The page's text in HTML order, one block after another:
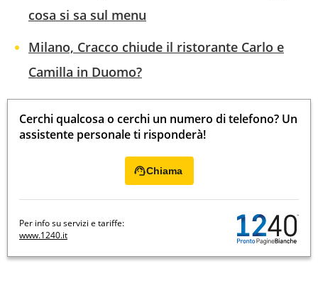
cosa si sa sul menu
Milano, Cracco chiude il ristorante Carlo e
Camilla in Duomo?
Cerchi qualcosa o cerchi un numero di telefono? Un
assistente personale ti risponderà!
Chiama
Per info su servizi e tariffe:
www.1240.it